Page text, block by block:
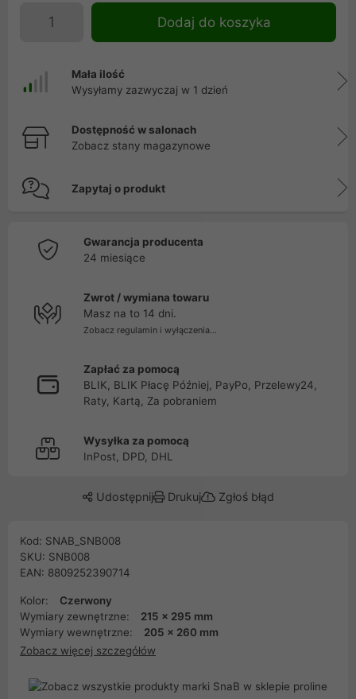
Dodaj do koszyka
Mała ilość
Wysyłamy zazwyczaj w 1 dzień
Dostępność w salonach
Zobacz stany magazynowe
Zapytaj o produkt
Gwarancja producenta
24 miesiące
Zwrot / wymiana towaru
Masz na to 14 dni.
Zobacz regulamin i wyłączenia...
Zapłać za pomocą
BLIK, BLIK Płacę Później, PayPo, Przelewy24,
Raty, Kartą, Za pobraniem
Wysyłka za pomocą
InPost, DPD, DHL
Udostępnij Drukuj Zgłoś błąd
Kod: SNAB_SNB008
SKU: SNB008
EAN: 8809252390714
Kolor:
Czerwony
Wymiary zewnętrzne:
215 x 295 mm
Wymiary wewnętrzne:
205 x 260 mm
Zobacz więcej szczegółów